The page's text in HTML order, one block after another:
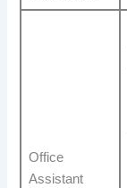
Office
Assistant